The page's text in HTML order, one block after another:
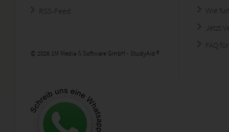
RSS-Feed
© 2026 1M Media & Software GmbH - StudyAid ®
Wie
Jetzt
FAQ